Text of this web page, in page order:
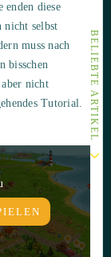
BELIEBTE ARTIKEL
diese
nicht selbst
muss nach
bisschen
nicht
Tutorial.